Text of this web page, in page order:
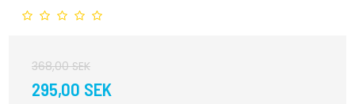
368,00 SEK
295,00 SEK